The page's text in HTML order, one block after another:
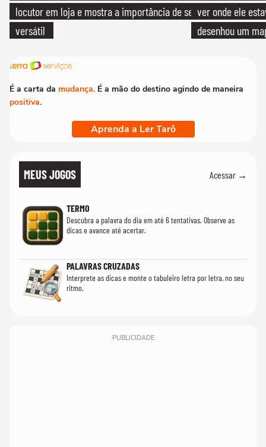
locutor em loja e mostra a importância de ser
versátil
ver onde ele
desenhou um
É a carta da mudança. É a mão do destino agindo de maneira
positiva.
Aprenda a Ler Tarô
MEUS JOGOS Acessar →
TERMO
Descubra a palavra do dia em até 6 tentativas. Observe as
dicas e avance até acertar.
PALAVRAS CRUZADAS
Interprete as dicas e monte o tabuleiro letra por letra, no seu
ritmo.
PUBLICIDADE